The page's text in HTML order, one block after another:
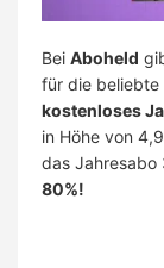
Bei Aboheld
für die beliebte
kostenloses
in Höhe von
das
80%!